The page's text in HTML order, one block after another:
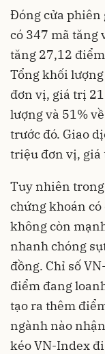
Đóng cửa phiên
có 347 mã tăng
tăng 27,12
Tổng khối
đơn vị, giá trị
lượng và 51%
trước đó. Giao
triệu đơn vị, giá
Tuy nhiên
chứng khoán
không còn
nhanh chóng
đồng. Chỉ số
điểm đang
tạo ra thêm
ngành nào
kéo VN-Index